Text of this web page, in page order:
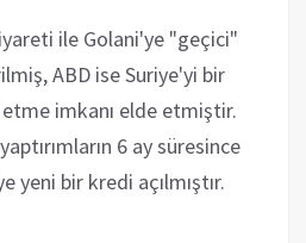
ile Golani'ye "geçici"
ABD ise Suriye'yi bir
imkanı elde etmiştir.
6 ay süresince
yeni bir kredi açılmıştır.